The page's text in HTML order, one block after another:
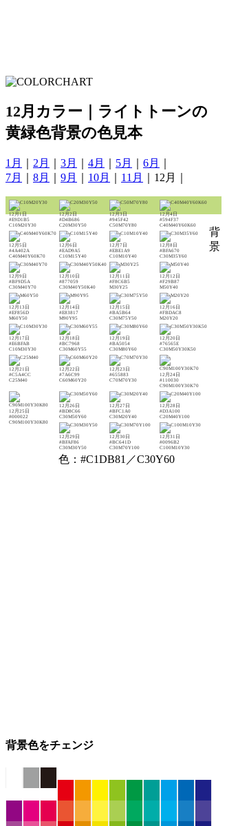
12月カラー｜ライトトーンの
黄緑色背景の色見本
1月 2月 3月 4月 5月 6月
7月
8月 9月 10月 11月 ｜12月｜
12月1日
#E9D1B5
C10M20Y30
12月2日
#D4B686
C20M30Y50
12月3日
#945F42
C50M70Y80
12月4日
#594F37
C40M40Y60K60
12月5日
#4A402A
C40M40Y60K70
12月6日
#EAD9A5
C10M15Y40
12月7日
#EBE1A9
C10M10Y40
12月8日
#BFA670
C30M35Y60
12月9日
#BF9D5A
C30M40Y70
12月10日
#877059
C30M40Y50K40
12月11日
#F8C6B5
M30Y25
12月12日
#F29B87
M50Y40
12月13日
#EF856D
M60Y50
12月14日
#E83817
M90Y95
12月15日
#BA5B64
C30M75Y50
12月16日
#FBDAC8
M20Y20
12月17日
#E6BFAB
C10M30Y30
12月18日
#BC7968
C30M60Y55
12月19日
#BA5054
C30M80Y60
12月20日
#76565E
C30M50Y30K50
12月21日
#C5A4CC
C25M40
12月22日
#7A6C99
C60M60Y20
12月23日
#655883
C70M70Y30
12月24日
#110030
C90M100Y30K70
12月25日
#000022
C90M100Y30K80
12月26日
#BD8C66
C30M50Y60
12月27日
#BFC1A0
C30M20Y40
12月28日
#D3A100
C20M40Y100
12月29日
#BFAF86
C30M30Y50
12月30日
#BC641D
C30M70Y100
12月31日
#0096B2
C100M10Y30
背
景
色：#C1DB81／C30Y60
背景色をチェンジ